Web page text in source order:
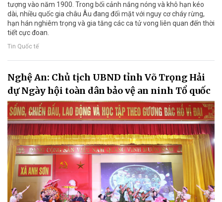
tượng vào năm 1900. Trong bối cảnh nắng nóng và khô hạn kéo
dài, nhiều quốc gia châu Âu đang đối mặt với nguy cơ cháy rừng,
hạn hán nghiêm trọng và gia tăng các ca tử vong liên quan đến thời
tiết cực đoan.
Tin Quốc tế
Nghệ An: Chủ tịch UBND tỉnh Võ Trọng Hải
dự Ngày hội toàn dân bảo vệ an ninh Tổ quốc